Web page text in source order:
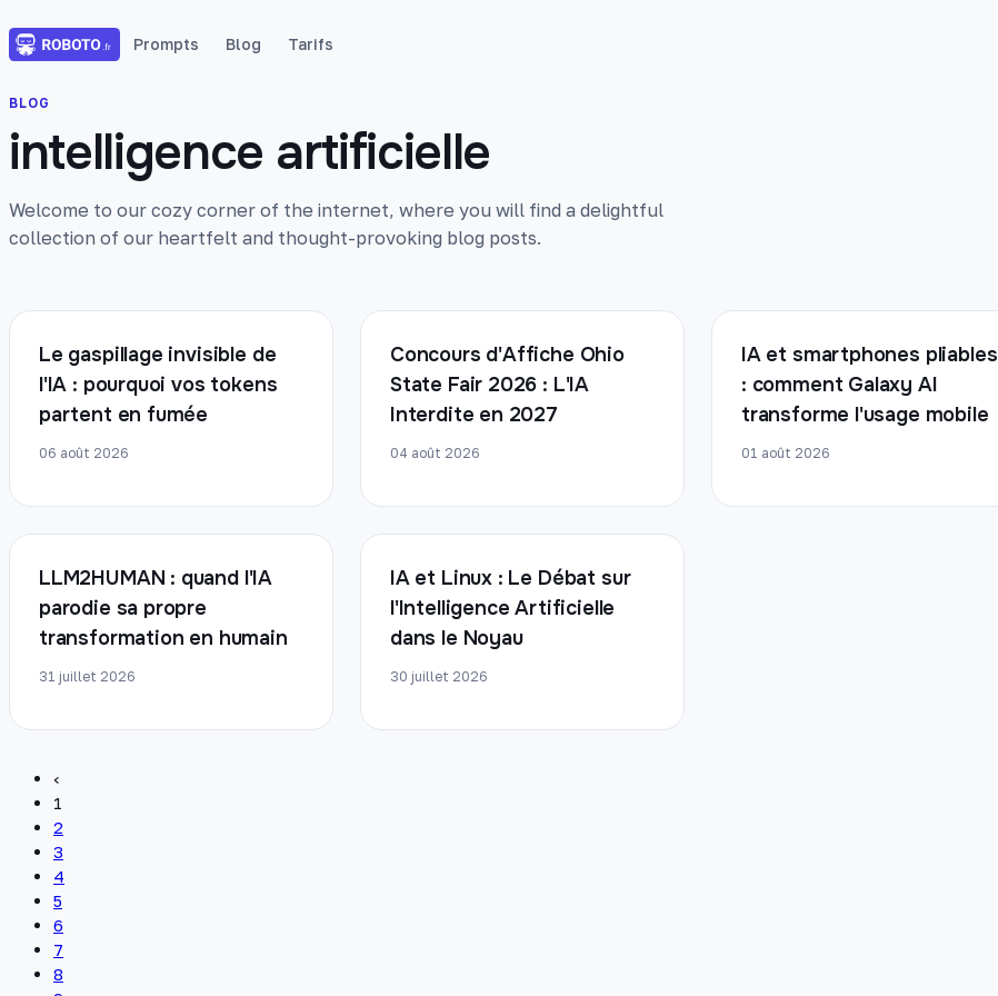
Prompts Blog Tarifs
BLOG
intelligence artificielle
Welcome to our cozy corner of the internet, where you will find a delightful
collection of our heartfelt and thought-provoking blog posts.
Le gaspillage invisible de
l'IA : pourquoi vos tokens
partent en fumée
06 août 2026
Concours d'Affiche Ohio
State Fair 2026 : L'IA
Interdite en 2027
04 août 2026
IA et smartphones pliables
: comment Galaxy AI
transforme l'usage mobile
01 août 2026
LLM2HUMAN : quand l'IA
parodie sa propre
transformation en humain
31 juillet 2026
IA et Linux : Le Débat sur
l'Intelligence Artificielle
dans le Noyau
30 juillet 2026
‹
1
2
3
4
5
6
7
8